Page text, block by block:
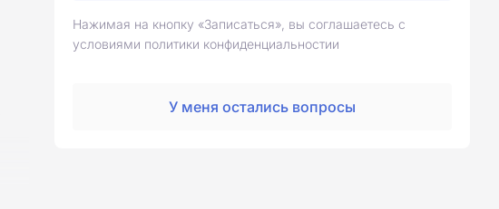
Нажимая на кнопку «Записаться», вы соглашаетесь с
условиями политики конфиденциальностии
У меня остались вопросы